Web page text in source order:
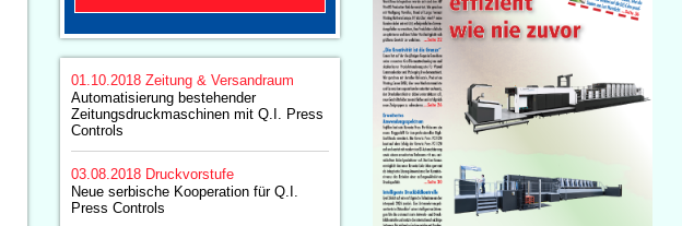
01.10.2018 Zeitung & Versandraum
Automatisierung bestehender
Zeitungsdruckmaschinen mit Q.I. Press
Controls
03.08.2018 Druckvorstufe
Neue serbische Kooperation für Q.I.
Press Controls